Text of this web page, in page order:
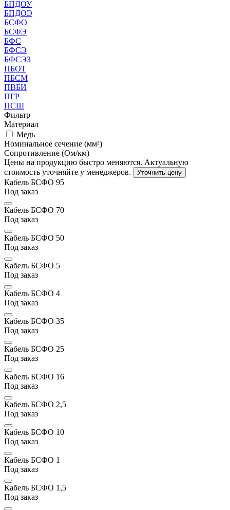
БПДОУ
БПДОЭ
БСФО
БСФЭ
БФС
БФСЭ
БФСЭЗ
ПБОТ
ПБСМ
ПВБИ
ПГР
ПСШ
Фильтр
Материал
Медь
Номинальное сечение (мм²)
Сопротивление (Ом/км)
Цены на продукцию быстро меняются. Актуальную
стоимость уточняйте у менеджеров.
Уточнить цену
Кабель БСФО 95
Под заказ
Кабель БСФО 70
Под заказ
Кабель БСФО 50
Под заказ
Кабель БСФО 5
Под заказ
Кабель БСФО 4
Под заказ
Кабель БСФО 35
Под заказ
Кабель БСФО 25
Под заказ
Кабель БСФО 16
Под заказ
Кабель БСФО 2,5
Под заказ
Кабель БСФО 10
Под заказ
Кабель БСФО 1
Под заказ
Кабель БСФО 1,5
Под заказ